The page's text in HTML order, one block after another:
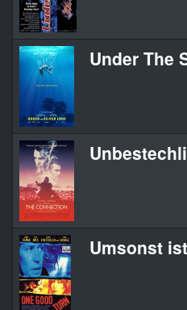
Under The
Umsonst